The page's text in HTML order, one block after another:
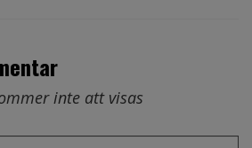
inte att visas